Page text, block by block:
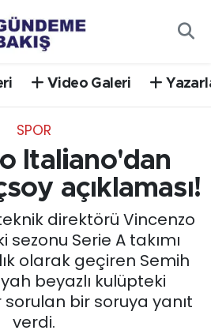
Video Galeri
SPOR
Italiano'dan
açıklaması!
direktörü Vincenzo
Serie A takımı
olarak geçiren Semih
beyazlı kulüpteki
bir soruya yanıt
verdi.
Durumu ve Fikstür